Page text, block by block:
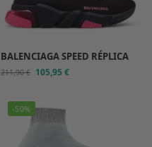
BALENCIAGA SPEED RÉPLICA
211,90€ 105,95€
-50%